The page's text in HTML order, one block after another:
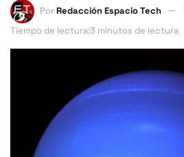
PorRedacción Espacio Tech
Tiempo de lectura:3 minutos de lectura